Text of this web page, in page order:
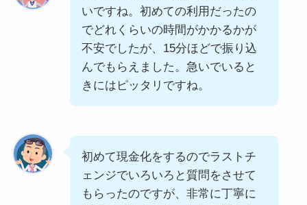
いですね。初めての利用だったの
でどれくらいの時間がかかるかが
不安でしたが、15分ほどで振り込
んでもらえました。急いでいると
きにはピッタリですね。
初めて現金化をするのでラストチ
ェンジでいろいろと質問をさせて
もらったのですが、非常に丁寧に